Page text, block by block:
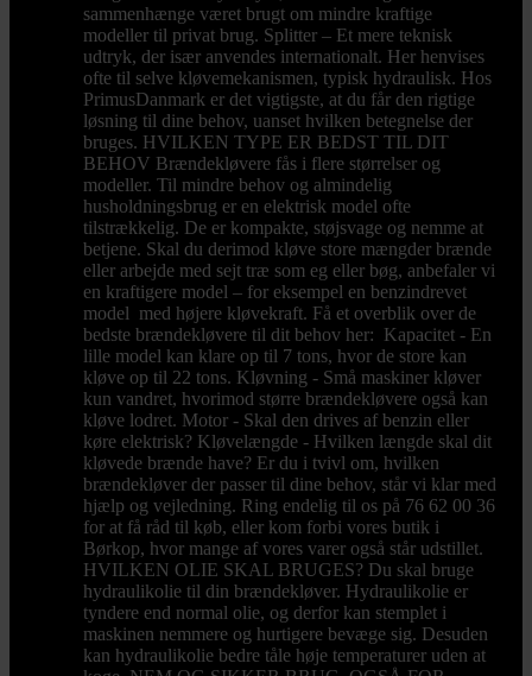
sammenhænge været brugt om mindre kraftige
modeller til privat brug. Splitter – Et mere teknisk
udtryk, der især anvendes internationalt. Her henvises
ofte til selve kløvemekanismen, typisk hydraulisk. Hos
PrimusDanmark er det vigtigste, at du får den rigtige
løsning til dine behov, uanset hvilken betegnelse der
bruges. HVILKEN TYPE ER BEDST TIL DIT
BEHOV Brændekløvere fås i flere størrelser og
modeller. Til mindre behov og almindelig
husholdningsbrug er en elektrisk model ofte
tilstrækkelig. De er kompakte, støjsvage og nemme at
betjene. Skal du derimod kløve store mængder brænde
eller arbejde med sejt træ som eg eller bøg, anbefaler vi
en kraftigere model – for eksempel en benzindrevet
model med højere kløvekraft. Få et overblik over de
bedste brændekløvere til dit behov her: Kapacitet - En
lille model kan klare op til 7 tons, hvor de store kan
kløve op til 22 tons. Kløvning - Små maskiner kløver
kun vandret, hvorimod større brændekløvere også kan
kløve lodret. Motor - Skal den drives af benzin eller
køre elektrisk? Kløvelængde - Hvilken længde skal dit
kløvede brænde have? Er du i tvivl om, hvilken
brændekløver der passer til dine behov, står vi klar med
hjælp og vejledning. Ring endelig til os på 76 62 00 36
for at få råd til køb, eller kom forbi vores butik i
Børkop, hvor mange af vores varer også står udstillet.
HVILKEN OLIE SKAL BRUGES? Du skal bruge
hydraulikolie til din brændekløver. Hydraulikolie er
tyndere end normal olie, og derfor kan stemplet i
maskinen nemmere og hurtigere bevæge sig. Desuden
kan hydraulikolie bedre tåle høje temperaturer uden at